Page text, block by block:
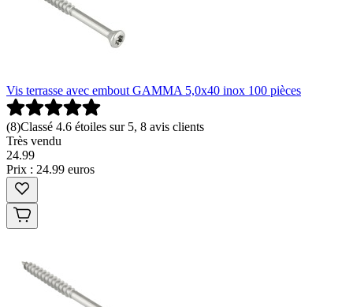
Vis terrasse avec embout GAMMA 5,0x40 inox 100 pièces
(8)Classé 4.6 étoiles sur 5, 8 avis clients
Très vendu
24.99
Prix : 24.99 euros